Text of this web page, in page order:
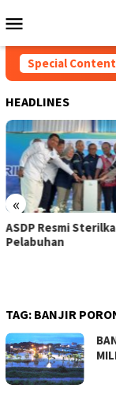
to
Menu
Special Content
HEADLINES
«
ASDP Resmi
Pelabuhan
TAG: BANJIR